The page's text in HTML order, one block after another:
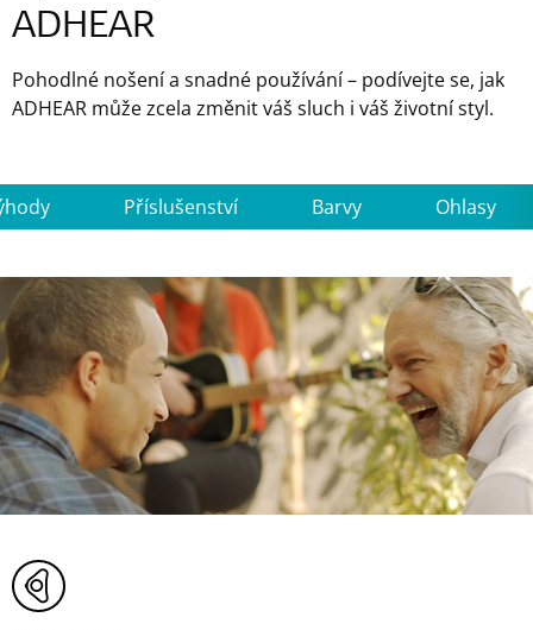
ADHEAR
Pohodlné nošení a snadné používání – podívejte se, jak
ADHEAR může zcela změnit váš sluch i váš životní styl.
Příslušenství Barvy Ohlasy